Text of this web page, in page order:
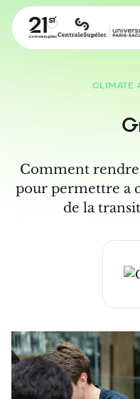
CLIMATE
Comment
pour permettre a
de la